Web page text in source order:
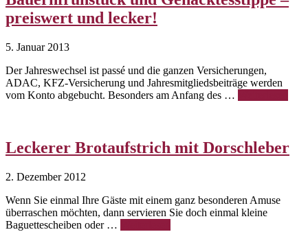
preiswert und lecker!
5. Januar 2013
Der Jahreswechsel ist passé und die ganzen Versicherungen,
ADAC, KFZ-Versicherung und Jahresmitgliedsbeiträge werden
vom Konto abgebucht. Besonders am Anfang des …
Leckerer Brotaufstrich mit Dorschleber
2. Dezember 2012
Wenn Sie einmal Ihre Gäste mit einem ganz besonderen Amuse
überraschen möchten, dann servieren Sie doch einmal kleine
Baguettescheiben oder …